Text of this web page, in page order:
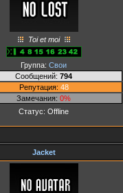
Toi et moi
Группа: Свои
Сообщений: 794
Репутация: 48
Замечания: 0%
Статус: Offline
Jacket